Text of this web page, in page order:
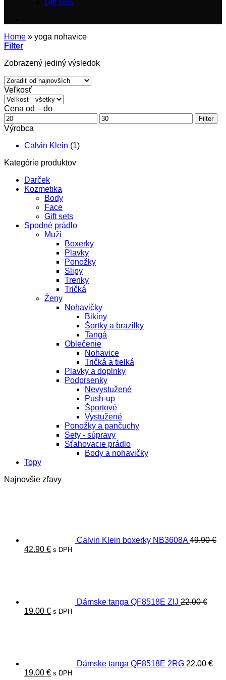
Gift sets
Home » yoga nohavice
Filter
Zobrazený jediný výsledok
Veľkosť
Cena od – do
Minimálna
cena
Maximálna
cena
Filter
Výrobca
Calvin Klein (1)
Kategórie produktov
Darček
Kozmetika
Body
Face
Gift sets
Spodné prádlo
Muži
Boxerky
Plavky
Ponožky
Slipy
Trenky
Tričká
Ženy
Nohavičky
Bikiny
Šortky a brazilky
Tangá
Oblečenie
Nohavice
Tričká a tielká
Plavky a doplnky
Podprsenky
Nevystužené
Push-up
Športové
Vystužené
Ponožky a pančuchy
Sety - súpravy
Sťahovacie prádlo
Body a nohavičky
Topy
Najnovšie zľavy
Calvin Klein boxerky NB3608A 49.90€
Pôvodná
42.90 €Aktuálna
s DPH
Dámske tanga QF8518E ZIJ 22.00€
Pôvodná
19.00 €Aktuálna
s DPH
Dámske tanga QF8518E 2RG 22.00€
Pôvodná
19.00 €Aktuálna
s DPH